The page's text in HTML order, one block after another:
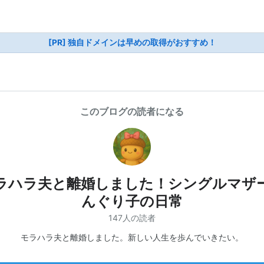
[PR] 独自ドメインは早めの取得がおすすめ！
このブログの読者になる
ハラ夫と離婚しました！シングルマザ
んぐり子の日常
147人の読者
モラハラ夫と離婚しました。新しい人生を歩んでいきたい。